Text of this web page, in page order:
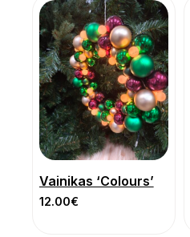
Vainikas ‘Colours’
12.00€